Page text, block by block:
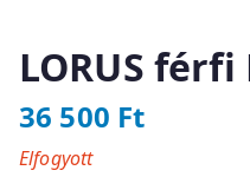
LORUS férfi
36 500 Ft
Elfogyott